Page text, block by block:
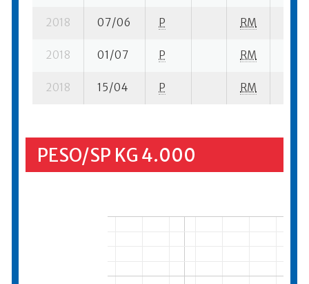
2018 07/06 P RM
2018 01/07 P RM
2018 15/04 P RM
PESO/SP KG 4.000